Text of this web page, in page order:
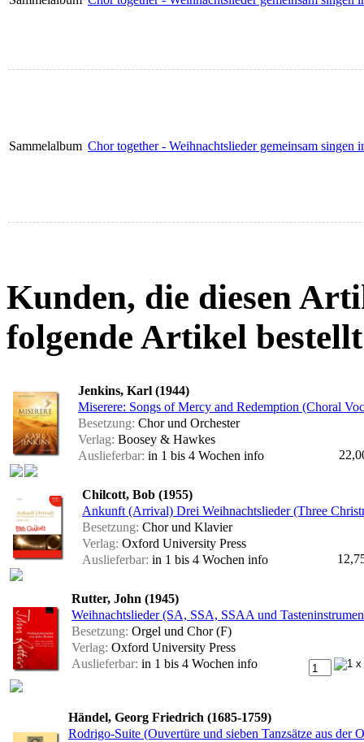
Sammelalbum Chor together - Weihnachtslieder gemeinsam
Kunden, die diesen
folgende Artikel
Jenkins, Karl (1944)
Miserere: Songs of Mercy and Redemption (Choral
Besetzung: Chor und Orchester
Verlag: Boosey & Hawkes
Auslieferbar: in 1 bis 4 Wochen info
Chilcott, Bob (1955)
Ankunft (Arrival) Drei Weihnachtslieder (Three
Besetzung: Chor und Klavier
Verlag: Oxford University Press
Auslieferbar: in 1 bis 4 Wochen info
Rutter, John (1945)
Weihnachtslieder (SA, SSA, SSAA und
Besetzung: Orgel und Chor (F)
Verlag: Oxford University Press
Auslieferbar: in 1 bis 4 Wochen info
Händel, Georg Friedrich (1685-1759)
Rodrigo-Suite (Ouvertüre und sieben Tanzsätze aus